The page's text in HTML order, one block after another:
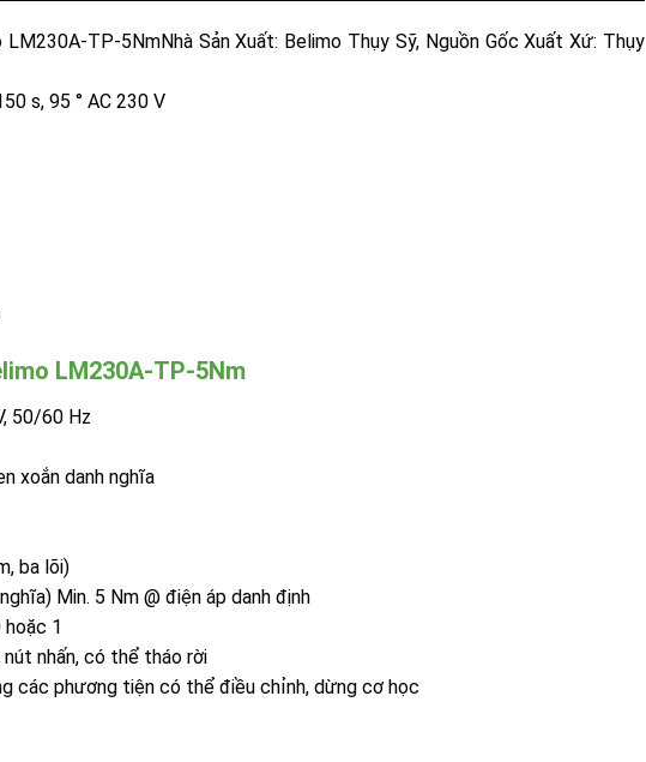
TP-5NmNhà Sản Xuất: Belimo Thụy Sỹ, Nguồn Gốc Xuất Xứ: Thụy
s, 95 ° AC 230 V
LM230A-TP-5Nm
50/60 Hz
xoắn danh nghĩa
ba lõi)
Min. 5 Nm @ điện áp danh định
1
nhấn, có thể tháo rời
các phương tiện có thể điều chỉnh, dừng cơ học